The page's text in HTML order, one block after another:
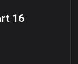
16